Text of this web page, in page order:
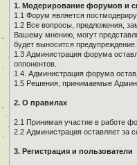
1. Модерирование форумов и
1.1 Форум является
1.2 Все вопросы, предложения,
Вашему мнению, могут
будет выносится предупреждение.
1.3 Администрация форума
оппонентов.
1.4. Администрация форума
1.5 Решения, принимаемые
2. О правилах
2.1 Принимая участие в работе
2.2 Администрация оставляет за
3. Регистрация и пользователи